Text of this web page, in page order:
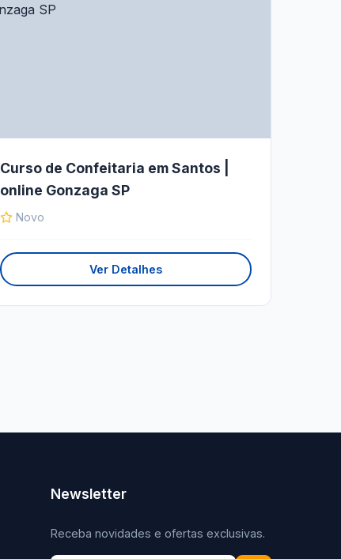
Curso de Confeitaria em Santos |
online Gonzaga SP
Novo
Ver Detalhes
Newsletter
Receba novidades e ofertas exclusivas.